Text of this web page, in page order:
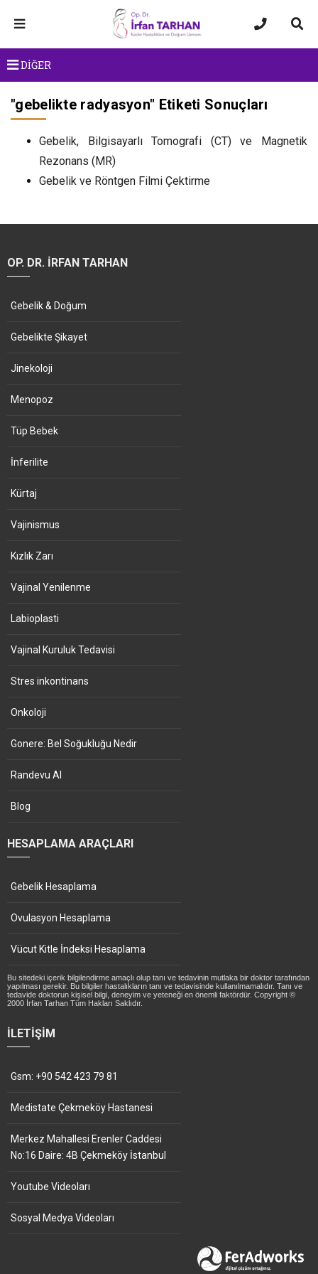
DİĞER
"gebelikte radyasyon" Etiketi Sonuçları
Gebelik, Bilgisayarlı Tomografi (CT) ve Magnetik
Rezonans (MR)
Gebelik ve Röntgen Filmi Çektirme
OP. DR. İRFAN TARHAN
Gebelik & Doğum
Gebelikte Şikayet
Jinekoloji
Menopoz
Tüp Bebek
İnferilite
Kürtaj
Vajinismus
Kızlık Zarı
Vajinal Yenilenme
Labioplasti
Vajinal Kuruluk Tedavisi
Stres inkontinans
Onkoloji
Gonere: Bel Soğukluğu Nedir
Randevu Al
Blog
HESAPLAMA ARAÇLARI
Gebelik Hesaplama
Ovulasyon Hesaplama
Vücut Kitle İndeksi Hesaplama
Bu sitedeki içerik bilgilendirme amaçlı olup tanı ve tedavinin mutlaka bir doktor tarafından
yapılması gerekir. Bu bilgiler hastalıkların tanı ve tedavisinde kullanılmamalıdır. Tanı ve
tedavide doktorun kişisel bilgi, deneyim ve yeteneği en önemli faktördür. Copyright ©
2000 İrfan Tarhan Tüm Hakları Saklıdır.
İLETIŞIM
Gsm: +90 542 423 79 81
Medistate Çekmeköy Hastanesi
Merkez Mahallesi Erenler Caddesi
No:16 Daire: 4B Çekmeköy İstanbul
Youtube Videoları
Sosyal Medya Videoları